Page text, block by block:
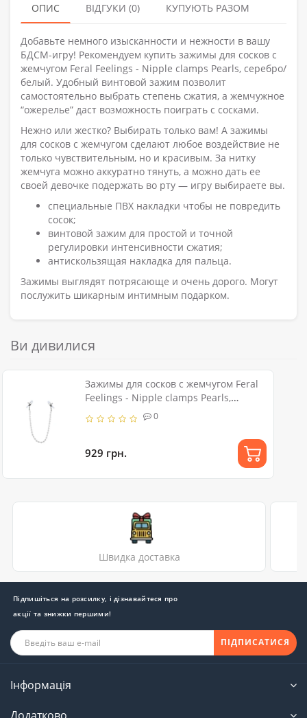
ОПИС ВІДГУКИ (0) КУПУЮТЬ РАЗОМ
Добавьте немного изысканности и нежности в вашу
БДСМ-игру! Рекомендуем купить зажимы для сосков с
жемчугом Feral Feelings - Nipple clamps Pearls, серебро/
белый. Удобный винтовой зажим позволит
самостоятельно выбрать степень сжатия, а жемчужное
“ожерелье” даст возможность поиграть с сосками.
Нежно или жестко? Выбирать только вам! А зажимы
для сосков с жемчугом сделают любое воздействие не
только чувствительным, но и красивым. За нитку
жемчуга можно аккуратно тянуть, а можно дать ее
своей девочке подержать во рту — игру выбираете вы.
специальные ПВХ накладки чтобы не повредить
сосок;
винтовой зажим для простой и точной
регулировки интенсивности сжатия;
антискользящая накладка для пальца.
Зажимы выглядят потрясающе и очень дорого. Могут
послужить шикарным интимным подарком.
Ви дивилися
Зажимы для сосков с жемчугом Feral
Feelings - Nipple clamps Pearls,
серебро/белый
0
929 грн.
Швидка доставка
Підпишіться на розсилку, і дізнавайтеся про
акції та знижки першими!
ПІДПИСАТИСЯ
Інформація